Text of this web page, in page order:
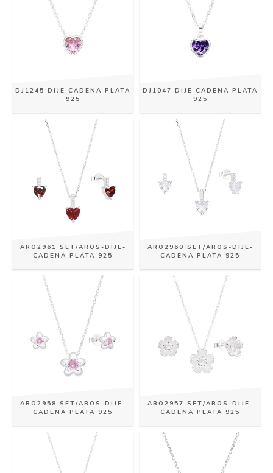
DJ1245 DIJE CADENA PLATA
925
DJ1047 DIJE CADENA PLATA
925
ARO2961 SET/AROS-DIJE-
CADENA PLATA 925
ARO2960 SET/AROS-DIJE-
CADENA PLATA 925
ARO2958 SET/AROS-DIJE-
CADENA PLATA 925
ARO2957 SET/AROS-DIJE-
CADENA PLATA 925